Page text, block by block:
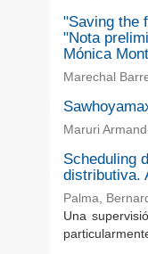
"Saving the
"Nota
Mónica
Marechal
Maruri
Scheduling
distributiva.
Palma,
Una